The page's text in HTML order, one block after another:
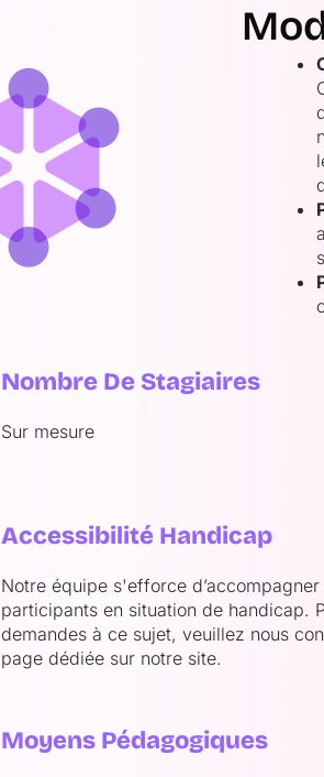
Nombre De Stagiaires
Sur mesure
Accessibilité Handicap
Notre équipe s'efforce
participants en situation de handicap.
demandes à ce sujet, veuillez nous
page dédiée sur notre site.
Moyens Pédagogiques